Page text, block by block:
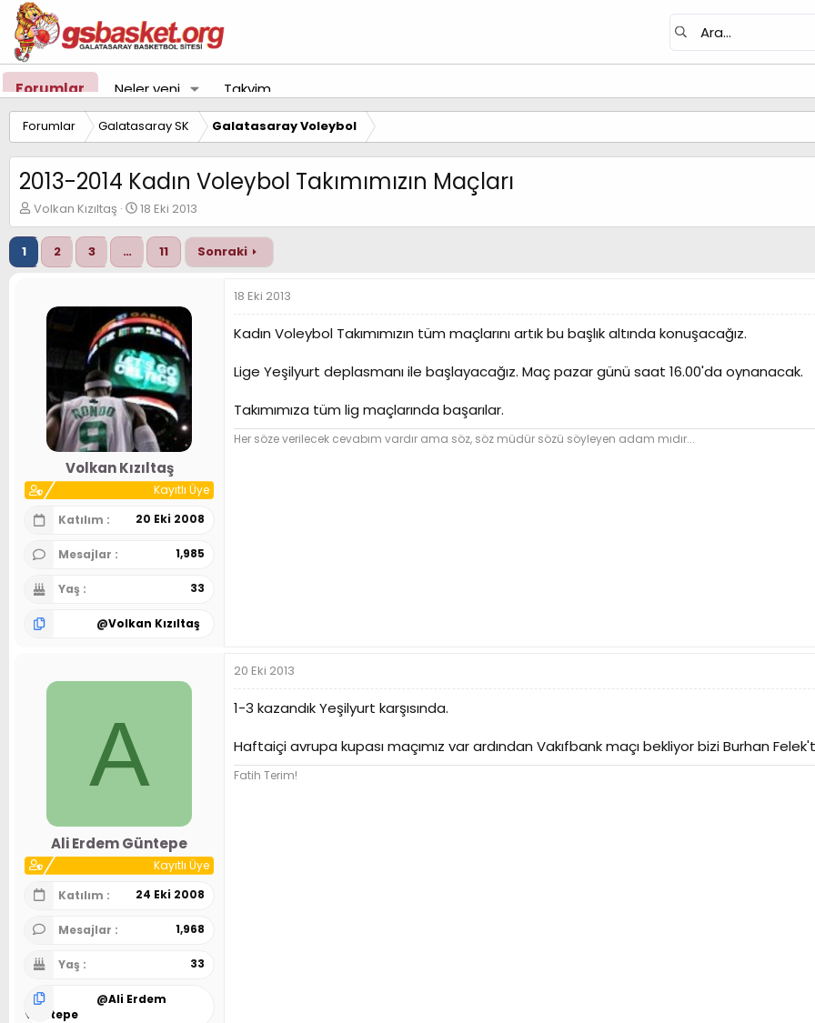
Forumlar Neler yeni Takvim
Forumlar Galatasaray SK Galatasaray Voleybol
2013-2014 Kadın Voleybol Takımımızın Maçları
K
o
n
u
y
Volkan Kızıltaş
B
a
ş
a
g
ı
ç
t
a
r
i
h
i
18 Eki 2013
1 2 3 … 11 Sonraki
Volkan Kızıltaş
Kayıtlı Üye
Katılım
20 Eki 2008
Mesajlar 1,985
Yaş 33
@Volkan Kızıltaş
18 Eki 2013
Kadın Voleybol Takımımızın tüm maçlarını artık bu başlık altında konuşacağız.
Lige Yeşilyurt deplasmanı ile başlayacağız. Maç pazar günü saat 16.00'da oynanacak.
Takımımıza tüm lig maçlarında başarılar.
Her söze verilecek cevabım vardır ama söz, söz müdür sözü söyleyen adam mıdır...
A
Ali Erdem Güntepe
Kayıtlı Üye
Katılım
24 Eki 2008
Mesajlar 1,968
Yaş 33
@Ali Erdem
Güntepe
20 Eki 2013
1-3 kazandık Yeşilyurt karşısında.
Haftaiçi avrupa kupası maçımız var ardından Vakıfbank maçı bekliyor bizi Burhan
Fatih Terim!